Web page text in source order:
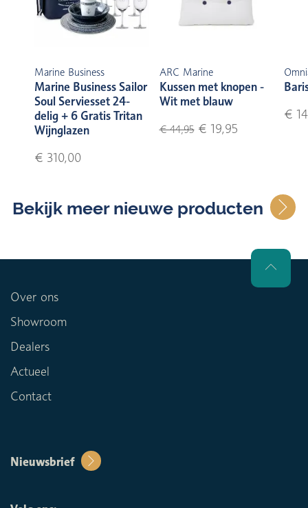
Marine Business
Marine Business Sailor
Soul Serviesset 24-
delig + 6 Gratis Tritan
Wijnglazen
€ 310,00
ARC Marine
Kussen met knopen -
Wit met blauw
€ 44,95€ 19,95
€
Bekijk meer nieuwe producten
Over ons
Showroom
Dealers
Actueel
Contact
Nieuwsbrief